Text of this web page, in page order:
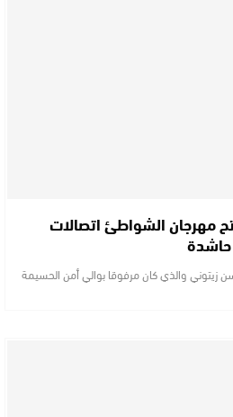
مهرجان الشواطئ اتصالات
زيتوني والذي كان مرفوقا بوالي أمن الحسيمة